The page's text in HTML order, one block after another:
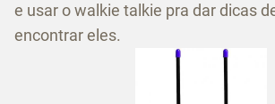
e usar o walkie talkie pra dar dicas
encontrar eles.